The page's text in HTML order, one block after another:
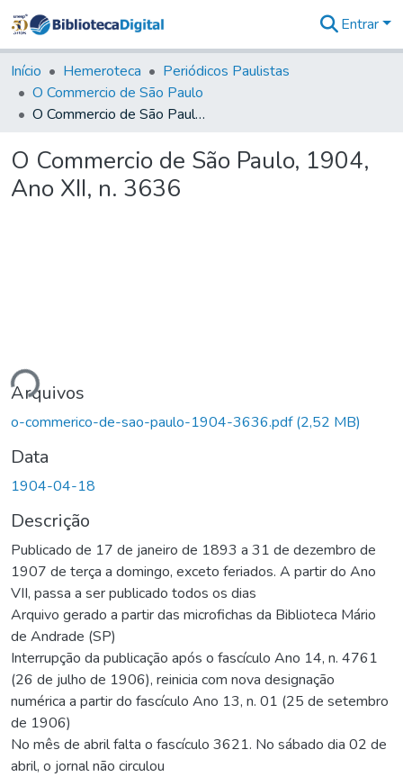
&
Coleções
Tudo na
Biblioteca
Estatísticas
Entrar
Início Hemeroteca
Periódicos Paulistas
O Commercio de São Paulo
O Commercio de São Paulo, 1904, Ano XII, n. 3636
O Commercio de São Paulo, 1904,
Ano XII, n. 3636
Arquivos
o-commerico-de-sao-paulo-1904-3636.pdf(2,52 MB)
Data
1904-04-18
Descrição
Publicado de 17 de janeiro de 1893 a 31 de dezembro de
1907 de terça a domingo, exceto feriados. A partir do Ano
VII, passa a ser publicado todos os dias
Arquivo gerado a partir das microfichas da Biblioteca Mário
de Andrade (SP)
Interrupção da publicação após o fascículo Ano 14, n. 4761
(26 de julho de 1906), reinicia com nova designação
numérica a partir do fascículo Ano 13, n. 01 (25 de setembro
de 1906)
No mês de abril falta o fascículo 3621. No sábado dia 02 de
abril, o jornal não circulou